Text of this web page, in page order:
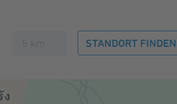
STANDORT FINDEN